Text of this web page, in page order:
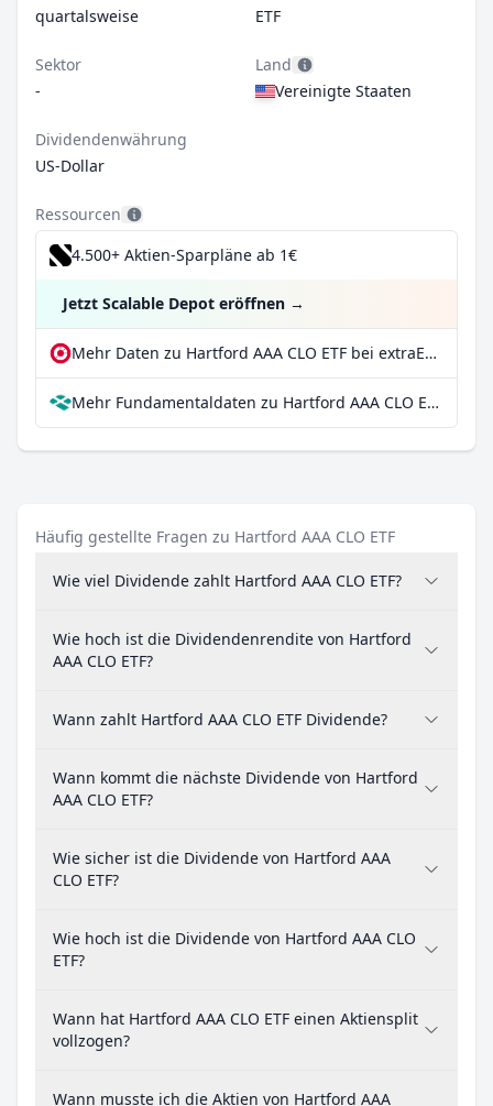
quartalsweise ETF
Sektor
-
Land
Vereinigte Staaten
Dividendenwährung
US-Dollar
Ressourcen
4.500+ Aktien-Sparpläne ab 1€
Jetzt Scalable Depot eröffnen →
Mehr Daten zu Hartford AAA CLO ETF bei extraETF
Mehr Fundamentaldaten zu Hartford AAA CLO ETF bei Parqet
Häufig gestellte Fragen zu Hartford AAA CLO ETF
Wie viel Dividende zahlt Hartford AAA CLO ETF?
Wie hoch ist die Dividendenrendite von Hartford
AAA CLO ETF?
Wann zahlt Hartford AAA CLO ETF Dividende?
Wann kommt die nächste Dividende von Hartford
AAA CLO ETF?
Wie sicher ist die Dividende von Hartford AAA
CLO ETF?
Wie hoch ist die Dividende von Hartford AAA CLO
ETF?
Wann hat Hartford AAA CLO ETF einen Aktiensplit
vollzogen?
Wann musste ich die Aktien von Hartford AAA